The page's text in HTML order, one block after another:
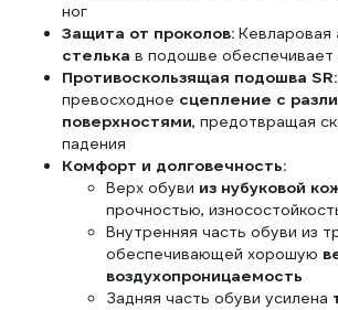
ног
Защита от проколов: Кевларовая
стелька в подошве обеспечивает
Противоскользящая подошва SR:
превосходное сцепление с
поверхностями, предотвращая
падения
Комфорт и долговечность:
Верх обуви из нубуковой
прочностью,
Внутренняя часть обуви из
обеспечивающей хорошую
воздухопроницаемость
Задняя часть обуви усилена